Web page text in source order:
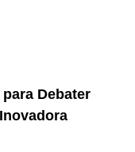
Debater